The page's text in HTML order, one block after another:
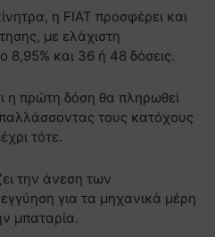
η FIAT προσφέρει και
με ελάχιστη
8,95% και 36 ή 48 δόσεις.
η πρώτη δόση θα πληρωθεί
τους κατόχους
τότε.
την άνεση των
για τα μηχανικά μέρη
μπαταρία.